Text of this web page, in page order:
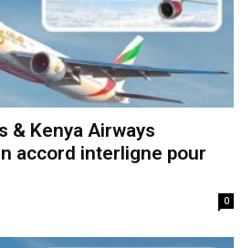
& Kenya Airways
accord interligne pour
0